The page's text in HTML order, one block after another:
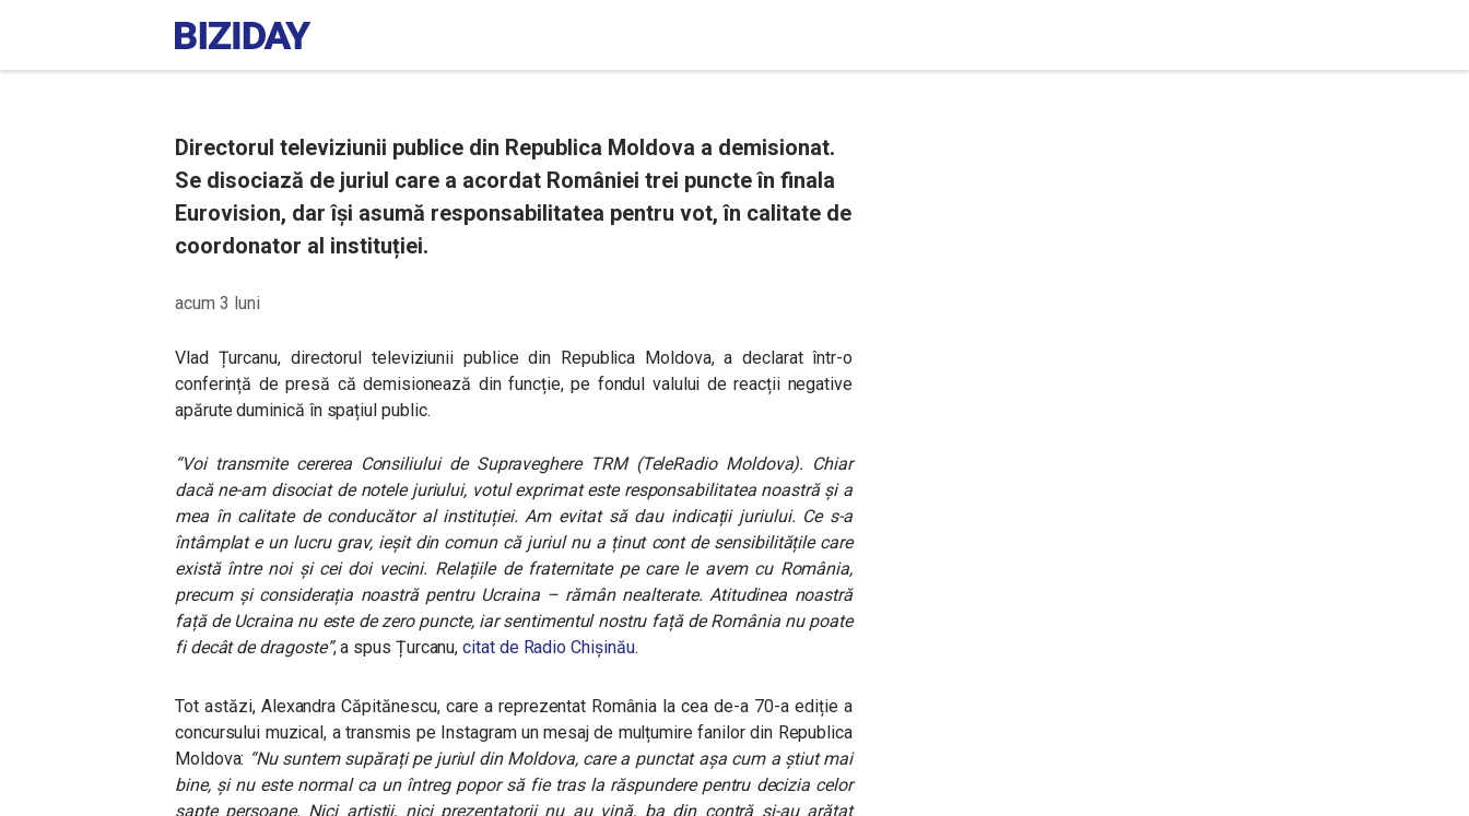
Directorul televiziunii publice din Republica Moldova a demisionat.
Se disociază de juriul care a acordat României trei puncte în finala
Eurovision, dar își asumă responsabilitatea pentru vot, în calitate de
coordonator al instituției.
acum 3 luni
Vlad Țurcanu, directorul televiziunii publice din Republica Moldova, a declarat într-o
conferință de presă că demisionează din funcție, pe fondul valului de reacții negative
apărute duminică în spațiul public.
“Voi transmite cererea Consiliului de Supraveghere TRM (TeleRadio Moldova). Chiar
dacă ne-am disociat de notele juriului, votul exprimat este responsabilitatea noastră și a
mea în calitate de conducător al instituției. Am evitat să dau indicații juriului. Ce s-a
întâmplat e un lucru grav, ieșit din comun că juriul nu a ținut cont de sensibilitățile care
există între noi și cei doi vecini. Relațiile de fraternitate pe care le avem cu România,
precum și considerația noastră pentru Ucraina – rămân nealterate. Atitudinea noastră
față de Ucraina nu este de zero puncte, iar sentimentul nostru față de România nu poate
fi decât de dragoste”, a spus Țurcanu,citat de Radio Chișinău.
Tot astăzi, Alexandra Căpitănescu, care a reprezentat România la cea de-a 70-a ediție a
concursului muzical, a transmis pe Instagram un mesaj de mulțumire fanilor din Republica
Moldova: “Nu suntem supărați pe juriul din Moldova, care a punctat așa cum a știut mai
bine, și nu este normal ca un întreg popor să fie tras la răspundere pentru decizia celor
șapte persoane. Nici artiștii, nici prezentatorii nu au vină, ba din contră și-au arătat